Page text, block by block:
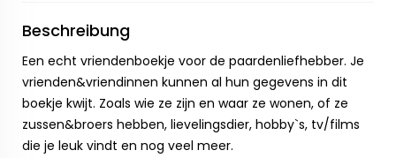
Beschreibung
Een echt vriendenboekje voor de paardenliefhebber. Je
vrienden&vriendinnen kunnen al hun gegevens in dit
boekje kwijt. Zoals wie ze zijn en waar ze wonen, of ze
zussen&broers hebben, lievelingsdier, hobby`s, tv/films
die je leuk vindt en nog veel meer.